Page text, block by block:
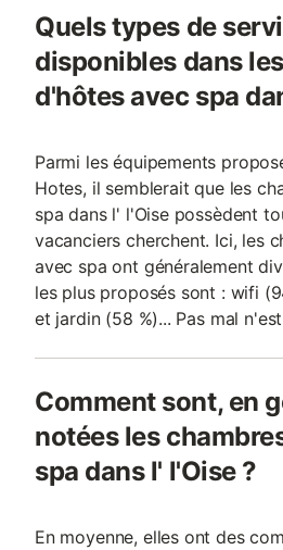
Quels types de
disponibles dans
d'hôtes avec spa
Parmi les équipements
Hotes, il semblerait que les
spa dans l' l'Oise possèdent
vacanciers cherchent. Ici, les
avec spa ont généralement
les plus proposés sont : wifi
et jardin (58 %)... Pas mal
Comment sont, en
notées les
spa dans l' l'Oise ?
En moyenne, elles ont des